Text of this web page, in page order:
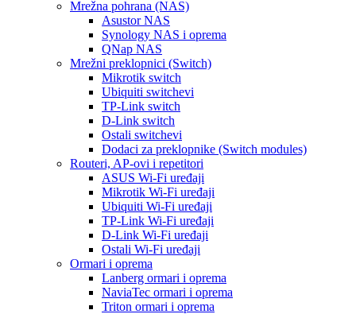
Mrežna pohrana (NAS)
Asustor NAS
Synology NAS i oprema
QNap NAS
Mrežni preklopnici (Switch)
Mikrotik switch
Ubiquiti switchevi
TP-Link switch
D-Link switch
Ostali switchevi
Dodaci za preklopnike (Switch modules)
Routeri, AP-ovi i repetitori
ASUS Wi-Fi uređaji
Mikrotik Wi-Fi uređaji
Ubiquiti Wi-Fi uređaji
TP-Link Wi-Fi uređaji
D-Link Wi-Fi uređaji
Ostali Wi-Fi uređaji
Ormari i oprema
Lanberg ormari i oprema
NaviaTec ormari i oprema
Triton ormari i oprema